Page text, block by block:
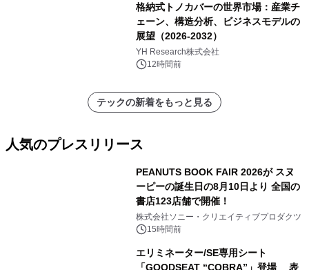
格納式トノカバーの世界市場：産業チ
ェーン、構造分析、ビジネスモデルの
展望（2026-2032）
YH Research株式会社
12時間前
テックの新着をもっと見る
人気のプレスリリース
PEANUTS BOOK FAIR 2026が スヌ
ーピーの誕生日の8月10日より 全国の
書店123店舗で開催！
株式会社ソニー・クリエイティブプロダクツ
15時間前
エリミネーター/SE専用シート
「GOODSEAT “COBRA”」登場 表